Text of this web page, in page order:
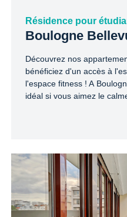
Résidence pour
Boulogne
Découvrez nos
bénéficiez d'un accès à
l'espace fitness ! A
idéal si vous aimez le